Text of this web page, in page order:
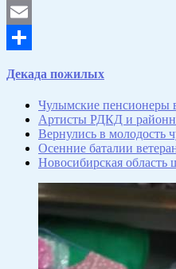
VK
Email
Декада пожилых
Чулымские пенсионеры
Артисты РДКД и
Вернулись в молодость
Осенние баталии
Новосибирская